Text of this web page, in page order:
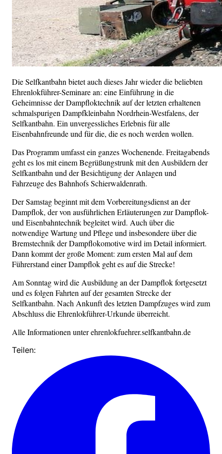
Die Selfkantbahn bietet auch dieses Jahr wieder die beliebten
Ehrenlokführer-Seminare an: eine Einführung in die
Geheimnisse der Dampfloktechnik auf der letzten erhaltenen
schmalspurigen Dampfkleinbahn Nordrhein-Westfalens, der
Selfkantbahn. Ein unvergessliches Erlebnis für alle
Eisenbahnfreunde und für die, die es noch werden wollen.
Das Programm umfasst ein ganzes Wochenende. Freitagabends
geht es los mit einem Begrüßungstrunk mit den Ausbildern der
Selfkantbahn und der Besichtigung der Anlagen und
Fahrzeuge des Bahnhofs Schierwaldenrath.
Der Samstag beginnt mit dem Vorbereitungsdienst an der
Dampflok, der von ausführlichen Erläuterungen zur Dampflok-
und Eisenbahntechnik begleitet wird. Auch über die
notwendige Wartung und Pflege und insbesondere über die
Bremstechnik der Dampflokomotive wird im Detail informiert.
Dann kommt der große Moment: zum ersten Mal auf dem
Führerstand einer Dampflok geht es auf die Strecke!
Am Sonntag wird die Ausbildung an der Dampflok fortgesetzt
und es folgen Fahrten auf der gesamten Strecke der
Selfkantbahn. Nach Ankunft des letzten Dampfzuges wird zum
Abschluss die Ehrenlokführer-Urkunde überreicht.
Alle Informationen unter ehrenlokfuehrer.selfkantbahn.de
Teilen: